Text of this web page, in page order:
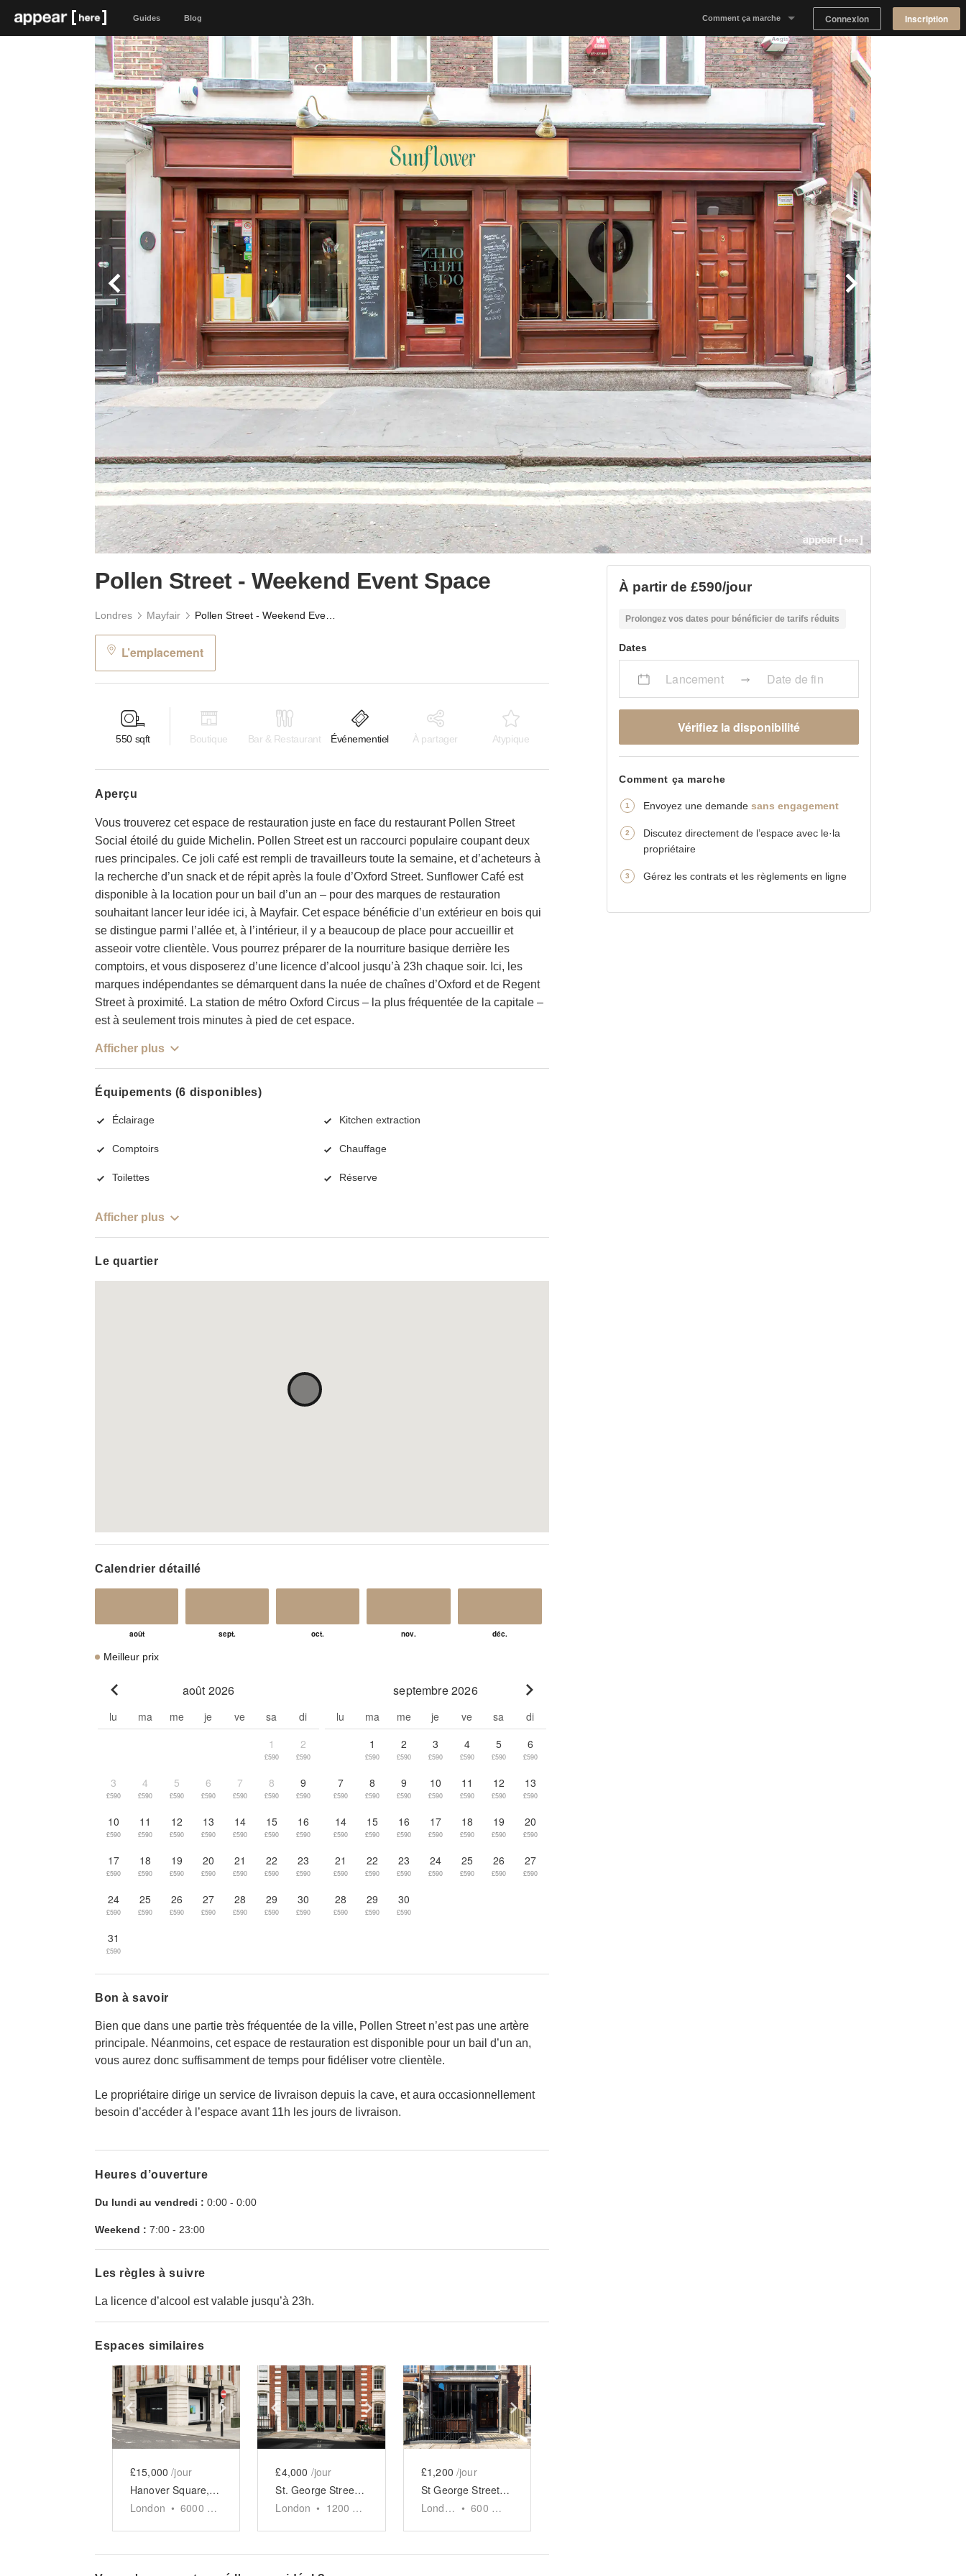
Guides Blog Comment ça marche
Notre concept
Proposer un espace
Trouver un espace
Tableau de Bord Propriétaire
Connexion Inscription
Pollen Street - Weekend Event Space
Londres Mayfair
L’emplacement
550 sqft Boutique Bar & Restaurant Événementiel À partager Atypique
aperçu
Vous trouverez cet espace de restauration juste en face du restaurant Pollen Street
Social étoilé du guide Michelin. Pollen Street est un raccourci populaire coupant deux
rues principales. Ce joli café est rempli de travailleurs toute la semaine, et d’acheteurs à
la recherche d’un snack et de répit après la foule d’Oxford Street. Sunflower Café est
disponible à la location pour un bail d’un an – pour des marques de restauration
souhaitant lancer leur idée ici, à Mayfair. Cet espace bénéficie d’un extérieur en bois qui
se distingue parmi l’allée et, à l’intérieur, il y a beaucoup de place pour accueillir et
asseoir votre clientèle. Vous pourrez préparer de la nourriture basique derrière les
comptoirs, et vous disposerez d’une licence d’alcool jusqu’à 23h chaque soir. Ici, les
marques indépendantes se démarquent dans la nuée de chaînes d’Oxford et de Regent
Street à proximité. La station de métro Oxford Circus – la plus fréquentée de la capitale –
est à seulement trois minutes à pied de cet espace.
Afficher plus
Équipements (6 disponibles)
Éclairage Kitchen extraction
Comptoirs Chauffage
Toilettes Réserve
Afficher plus
Le quartier
Calendrier détaillé
Meilleur prix
août 2026
lu ma me je ve sa
di
1
£590
2
£590
3
£590
4
£590
5
£590
6
£590
7
£590
8
£590
9
£590
10
£590
11
£590
12
£590
13
£590
14
£590
15
£590
16
£590
17
£590
18
£590
19
£590
20
£590
21
£590
22
£590
23
£590
24
£590
25
£590
26
£590
27
£590
28
£590
29
£590
30
£590
31
£590
septembre 2026
lu ma me je ve sa
di
1
£590
2
£590
3
£590
4
£590
5
£590
6
£590
7
£590
8
£590
9
£590
10
£590
11
£590
12
£590
13
£590
14
£590
15
£590
16
£590
17
£590
18
£590
19
£590
20
£590
21
£590
22
£590
23
£590
24
£590
25
£590
26
£590
27
£590
28
£590
29
£590
30
£590
Bon à savoir
Bien que dans une partie très fréquentée de la ville, Pollen Street n’est pas une artère
principale. Néanmoins, cet espace de restauration est disponible pour un bail d’un an,
vous aurez donc suffisamment de temps pour fidéliser votre clientèle.
Le propriétaire dirige un service de livraison depuis la cave, et aura occasionnellement
besoin d’accéder à l’espace avant 11h les jours de livraison.
Heures d’ouverture
Du lundi au vendredi : 0:00 - 0:00
Weekend : 7:00 - 23:00
Les règles à suivre
La licence d’alcool est valable jusqu’à 23h.
Espaces similaires
Show previous slideShow next slide
£15,000 /jour
Hanover Square, Mayfair - Artistic Event Space Full Takeover
London • 6000
Show previous slideShow next slide
£4,000 /jour
St. George Street, Mayfair – The Lux Gallery
London • 1200
Show previous slideShow next slide
£1,200 /jour
St George Street, Mayfair - The Crescent Gallery
London • 600
À partir de £590/jour
Prolongez vos dates pour bénéficier de tarifs réduits
Dates
Lancement Date de fin
Vérifiez la disponibilité
Comment ça marche
Envoyez une demandesans engagement
Discutez directement de l’espace avec le·la
propriétaire
Gérez les contrats et les règlements en ligne